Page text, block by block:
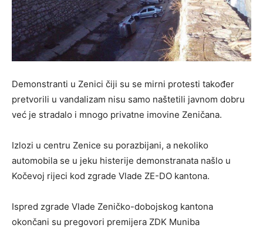
Demonstranti u Zenici čiji su se mirni protesti također
pretvorili u vandalizam nisu samo naštetili javnom dobru
već je stradalo i mnogo privatne imovine Zeničana.
Izlozi u centru Zenice su porazbijani, a nekoliko
automobila se u jeku histerije demonstranata našlo u
Kočevoj rijeci kod zgrade Vlade ZE-DO kantona.
Ispred zgrade Vlade Zeničko-dobojskog kantona
okončani su pregovori premijera ZDK Muniba